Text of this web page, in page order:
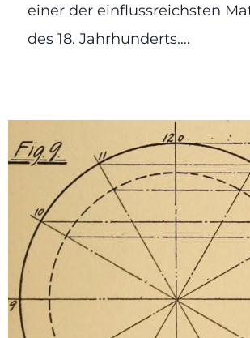
einer der einflussreichsten
des 18. Jahrhunderts….